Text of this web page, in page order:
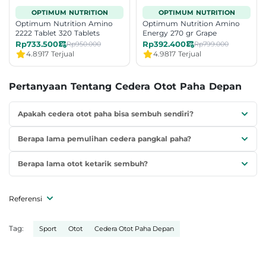
OPTIMUM NUTRITION
Optimum Nutrition Amino
2222 Tablet 320 Tablets
Rp733.500 Rp950.000
4.8917 Terjual
OPTIMUM NUTRITION
Optimum Nutrition Amino
Energy 270 gr Grape
Rp392.400 Rp799.000
4.9817 Terjual
Pertanyaan Tentang Cedera Otot Paha Depan
Apakah cedera otot paha bisa sembuh sendiri?
Berapa lama pemulihan cedera pangkal paha?
Berapa lama otot ketarik sembuh?
Referensi
Tag: Sport Otot Cedera Otot Paha Depan